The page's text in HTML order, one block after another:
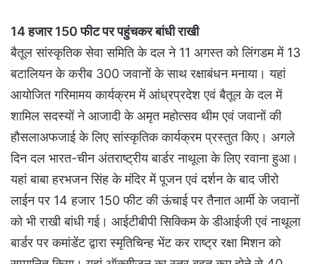
14 हजार 150 फीट पर पहुंचकर बांधी राखी
बैतूल सांस्कृतिक सेवा समिति के दल ने 11 अगस्त को लिंगडम में 13
बटालियन के करीब 300 जवानों के साथ रक्षाबंधन मनाया। यहां
आयोजित गरिमामय कार्यक्रम में आंध्रप्रदेश एवं बैतूल के दल में
शामिल सदस्यों ने आजादी के अमृत महोत्सव थीम एवं जवानों की
हौसलाअफजाई के लिए सांस्कृतिक कार्यक्रम प्रस्तुत किए। अगले
दिन दल भारत-चीन अंतराष्ट्रीय बार्डर नाथूला के लिए रवाना हुआ।
यहां बाबा हरभजन सिंह के मंदिर में पूजन एवं दर्शन के बाद जीरो
लाईन पर 14 हजार 150 फीट की ऊंचाई पर तैनात आर्मी के जवानों
को भी राखी बांधी गई। आईटीबीपी सिक्किम के डीआईजी एवं नाथूला
बार्डर पर कमांडेंट द्वारा स्मृतिचिन्ह भेंट कर राष्ट्र रक्षा मिशन को